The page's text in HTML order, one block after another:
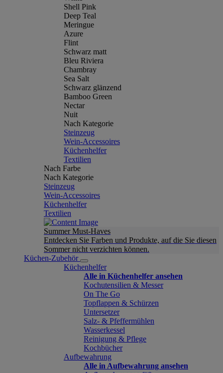
Shell Pink
Deep Teal
Meringue
Azure
Flint
Schwarz matt
Bleu Riviera
Chambray
Sea Salt
Schwarz glänzend
Bamboo Green
Nectar
Nuit
Nach Kategorie
Steinzeug
Wein-Accessoires
Küchenhelfer
Textilien
Nach Farbe
Nach Kategorie
Steinzeug
Wein-Accessoires
Küchenhelfer
Textilien
Summer Must-Haves
Entdecken Sie Farben und Produkte, auf die Sie diesen
Sommer nicht verzichten können.
Küchen-Zubehör
Küchenhelfer
Alle in Küchenhelfer ansehen
Kochutensilien & Messer
On The Go
Topflappen & Schürzen
Untersetzer
Salz- & Pfeffermühlen
Wasserkessel
Reinigung & Pflege
Kochbücher
Aufbewahrung
Alle in Aufbewahrung ansehen